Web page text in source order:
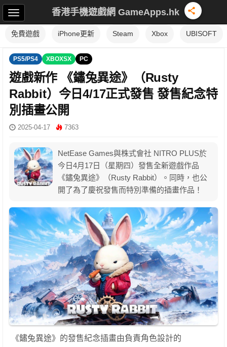
香港手機遊戲網 GameApps.hk
免費遊戲 iPhone更新 Steam Xbox UBISOFT
PS5/PS4 XBOXSX PC
遊戲新作 《鏽兔異途》（Rusty
Rabbit）今日4/17正式發售 發售紀念特
別插畫公開
2025-04-17 7363
NetEase Games與株式會社 NITRO PLUS於
今日4月17日（星期四）發售全新遊戲作品
《鏽兔異途》（Rusty Rabbit）。同時，也公
開了為了慶祝發售而特別準備的插畫作品！
《鏽兔異途》的發售紀念插畫由負責角色設計的